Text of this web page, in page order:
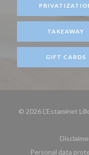
TAKEAWAY
GIFT CARDS
© 2026 L'Estaminet
Personal data